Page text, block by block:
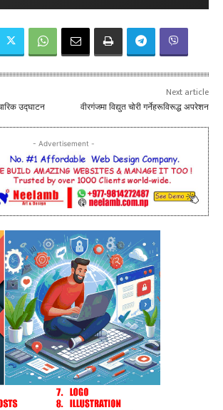
उद्घाटन
Next article
वीरगंजमा विद्युत चोरी गर्नेहरूविरूद्ध अपरेशन
- Advertisement -